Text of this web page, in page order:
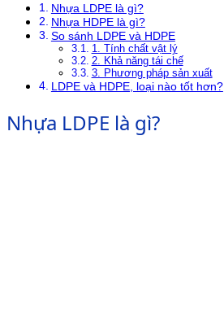
Nhựa LDPE là gì?
Nhựa HDPE là gì?
So sánh LDPE và HDPE
1. Tính chất vật lý
2. Khả năng tái chế
3. Phương pháp sản xuất
LDPE và HDPE, loại nào tốt hơn?
Nhựa LDPE là gì?